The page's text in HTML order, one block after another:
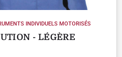
INDIVIDUELS MOTORISÉS
- LÉGÈRE